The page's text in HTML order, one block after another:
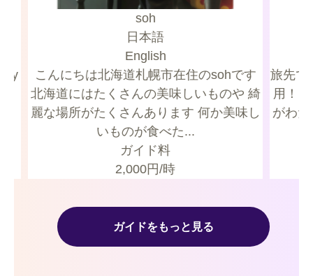
soh
日本語
English
こんにちは北海道札幌市在住のsohです
北海道にはたくさんの美味しいものや 綺
麗な場所がたくさんあります 何か美味し
いものが食べた...
ガイド料
2,000円/時
旅先で
用！
がわ
ガイドをもっと見る